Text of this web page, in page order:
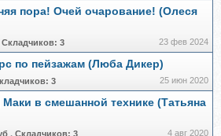
пора! Очей очарование! (Олеся
Складчиков: 3 23 фев 2024
по пейзажам (Люба Дикер)
3 25 июн 2020
в смешанной технике (Татьяна
, Складчиков: 3 4 авг 2020